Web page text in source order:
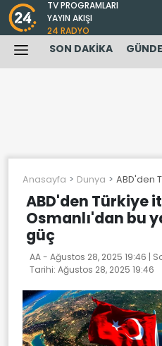
TV PROGRAMLARI
YAYIN AKIŞI
24 RADYO
SON DAKİKA
Anasayfa Dunya ABD'den
ABD'den Türkiye
Osmanlı'dan bu
güç
AA - Ağustos 28, 2025 19:46 |
Tarihi: Ağustos 28, 2025 19:46